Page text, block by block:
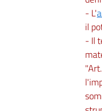
- L'
il
- Il